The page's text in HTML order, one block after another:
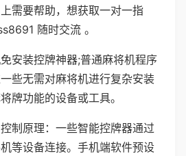
需要帮助，想获取一对一指
随时交流 。
安装控牌神器;普通麻将机程序
些无需对麻将机进行复杂安装
牌功能的设备或工具。
制原理：一些智能控牌器通过
等设备连接。手机端软件预设